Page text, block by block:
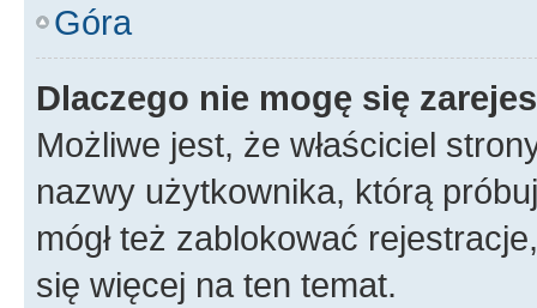
Góra
Dlaczego nie mogę się
Możliwe jest, że właściciel
nazwy użytkownika, którą
mógł też zablokować
się więcej na ten temat.